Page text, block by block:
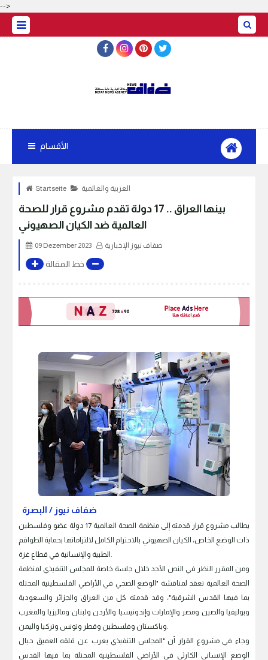
-->
الأقسام
Startseite العربية والعالمية
بينها العراق .. 17 دولة تقدم مشروع قرار للصحة
العالمية ضد الكيان الصهيوني
09 Dezember 2023 ضفاف نيوز الإخبارية
خط المقالة
ضفاف نيوز / البصرة
يطالب مشروع قرار قدمته إلى منظمة الصحة العالمية 17 دولة عضو وفلسطين
ذات الوضع الخاص، الكيان الصهيوني بالاحترام الكامل لالتزاماتها بحماية الطواقم
ومن المقرر النظر في النص الأحد خلال جلسة خاصة للمجلس التنفيذي لمنظمة
الصحة العالمية تعقد لمناقشة "الوضع الصحي في الأراضي الفلسطينية المحتلة
بما فيها القدس الشرقية"، وقد قدمته كل من العراق والجزائر والسعودية
وبوليفيا والصين ومصر والإمارات وإندونيسيا والأردن ولبنان وماليزيا والمغرب
وجاء في مشروع القرار أن "المجلس التنفيذي يعرب عن قلقه العميق حيال
الوضع الإنساني الكارثي في الأراضي الفلسطينية المحتلة بما فيها القدس